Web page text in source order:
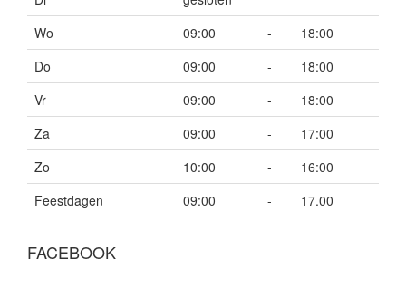
Wo
09:00 -
18:00
Do
09:00 -
18:00
Vr
09:00 -
18:00
Za
09:00 -
17:00
Zo
10:00 -
16:00
Feestdagen
09:00 - 17.00
FACEBOOK